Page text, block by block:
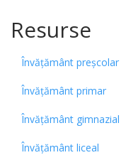
Resurse
Învățământ preșcolar
Învățământ primar
Învățământ gimnazial
Învățământ liceal